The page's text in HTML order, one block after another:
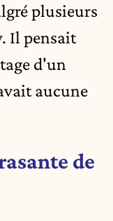
plusieurs
Il pensait
d'un
aucune
de